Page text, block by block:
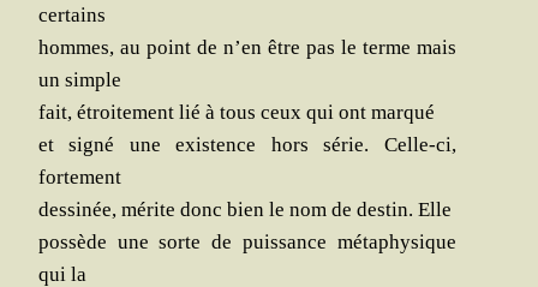
certains
hommes, au point de n’en être pas le terme mais
un simple
fait, étroi­te­ment lié à tous ceux qui ont marqué
et signé une exis­tence hors série. Celle-ci,
fortement
des­si­née, mérite donc bien le nom de des­tin. Elle
pos­sède une sorte de puis­sance méta­phy­sique
qui la